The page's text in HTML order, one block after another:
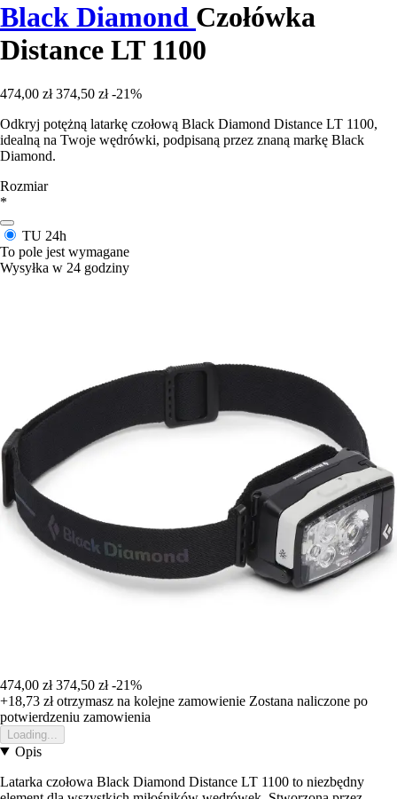
Black Diamond Czołówka
Distance LT 1100
474,00 zł 374,50 zł -21%
Odkryj potężną latarkę czołową Black Diamond Distance LT 1100,
idealną na Twoje wędrówki, podpisaną przez znaną markę Black
Diamond.
Rozmiar
*
TU 24h
To pole jest wymagane
Wysyłka w 24 godziny
474,00 zł 374,50 zł -21%
+18,73 złotrzymasz na kolejne zamowienie Zostana naliczone po
potwierdzeniu zamowienia
Loading...
Opis
Latarka czołowa Black Diamond Distance LT 1100 to niezbędny